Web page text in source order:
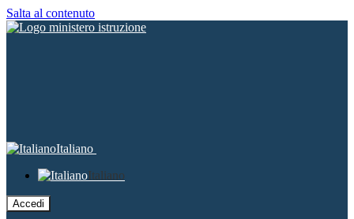
Salta al contenuto
Italiano
Italiano
Accedi